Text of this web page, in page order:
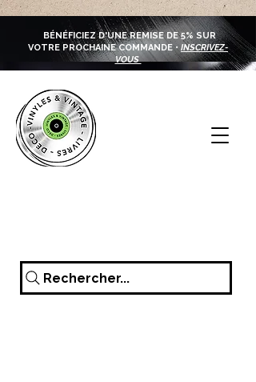
BÉNÉFICIEZ D'UNE REMISE DE 5% SUR
VOTRE PROCHAINE COMMANDE • INSCRIVEZ-
VOUS
Rechercher...